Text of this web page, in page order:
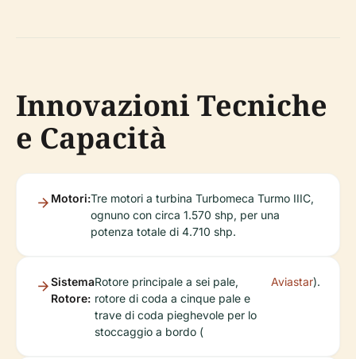
Innovazioni Tecniche
e Capacità
Motori:Tre motori a turbina Turbomeca Turmo IIIC,
ognuno con circa 1.570 shp, per una
potenza totale di 4.710 shp.
Sistema
Rotore:
Rotore principale a sei pale,
rotore di coda a cinque pale e
trave di coda pieghevole per lo
stoccaggio a bordo (
Aviastar).